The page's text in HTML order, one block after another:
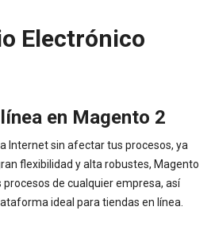
Electrónico
en Magento 2
Internet sin afectar tus procesos, ya
flexibilidad y alta robustes, Magento
procesos de cualquier empresa, así
ideal para tiendas en línea.